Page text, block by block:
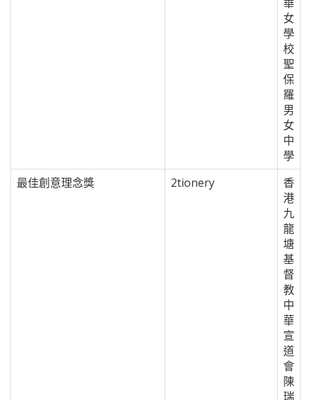
女
學
校
聖
保
羅
男
女
中
學
最佳創意理念獎
2tionery
香
港
九
龍
塘
基
督
教
中
華
宣
道
會
陳
瑞